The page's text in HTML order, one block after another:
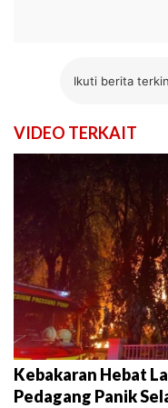
Ikuti berita
VIDEO TERKAIT
Kebakaran Hebat
Pedagang Panik